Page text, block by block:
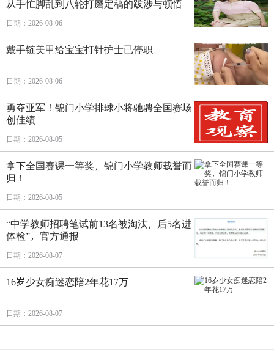
从手忙脚乱到八轮打磨定稿的跋涉与顿悟
日期：2026-08-06
戴手链美甲给宝宝打针护士已停职
日期：2026-08-06
勇夺亚军！锦门小学排球小将驰骋全国赛场
创佳绩
日期：2026-08-05
拿下全国赛课一等奖，锦门小学教师载誉而
归！
日期：2026-08-05
“中学教师招聘笔试前13名被淘汰，后5名进
体检”，官方通报
日期：2026-08-07
16岁少女痴迷恋陪2年花17万
日期：2026-08-07